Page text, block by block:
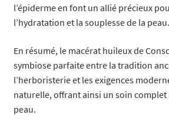
l’épiderme en font un allié précieux
l’hydratation et la souplesse de la peau.
En résumé, le macérat huileux de
symbiose parfaite entre la tradition
l’herboristerie et les exigences
naturelle, offrant ainsi un soin complet
peau.